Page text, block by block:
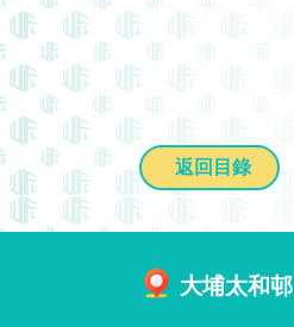
返回目錄
大埔太和邨